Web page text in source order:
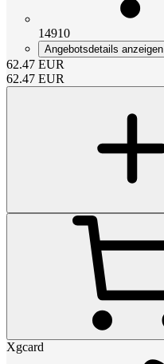
14910
Angebotsdetails anzeigen
62.47 EUR
62.47 EUR
Xgcard